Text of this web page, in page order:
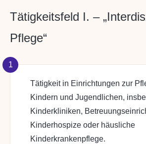
Tätigkeitsfeld I. –
Pflege“
1
Tätigkeit in Einrichtungen zur
Kindern und Jugendlichen,
Kinderkliniken,
Kinderhospize oder häusliche
Kinderkrankenpflege.